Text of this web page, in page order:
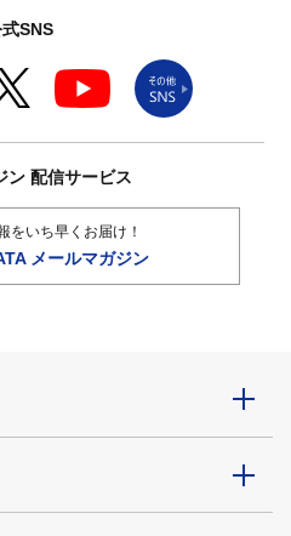
SNS
ン 配信サービス
をいち早くお届け！
メールマガジン